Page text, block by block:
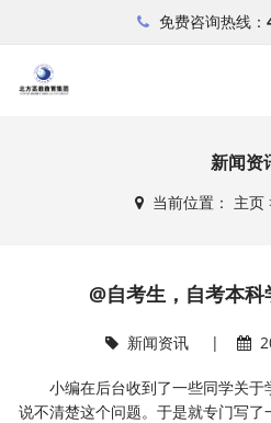
免费咨询热线：
新闻资
当前位置： 主页
@自考生，自考本
新闻资讯 |
小编在后台收到了一些同学关于
说不清楚这个问题。于是就专门写